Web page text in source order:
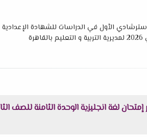
الأول في الدراسات للشهادة الإعدادية
الوحدة الثامنة للصف الثالث الإعدادى الترم الثانى 2024